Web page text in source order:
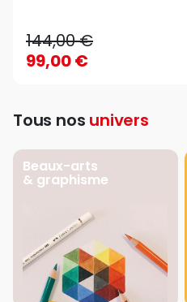
144,00 €
99,00 €
Tous nos univers
Beaux-arts
& graphisme